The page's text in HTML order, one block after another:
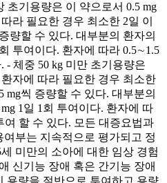
초기용량은 이 약으로서 0.5 mg
라 필요한 경우 최소한 2일 이
량할 수 있다. 대부분의 환자의
투여이다. 환자에 따라 0.5∼1.5
- 체중 50 kg 미만 초기용량은
자에 따라 필요한 경우 최소한
mg씩 증량할 수 있다. 대부분의
1일 1회 투여이다. 환자에 따
여 할 수 있다. 모든 대증요법과
부는 지속적으로 평가되고 정
미만의 소아에 대한 임상 경험
신기능 장애 혹은 간기능 장애